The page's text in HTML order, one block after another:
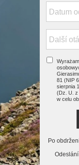
Po
81 (NIP
sierpnia
(Dz. U. z
w celu